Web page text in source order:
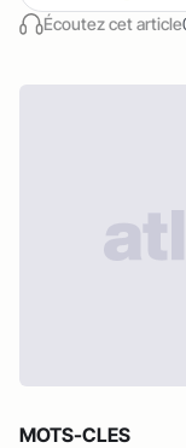
Écoutez cet article
MOTS-CLES